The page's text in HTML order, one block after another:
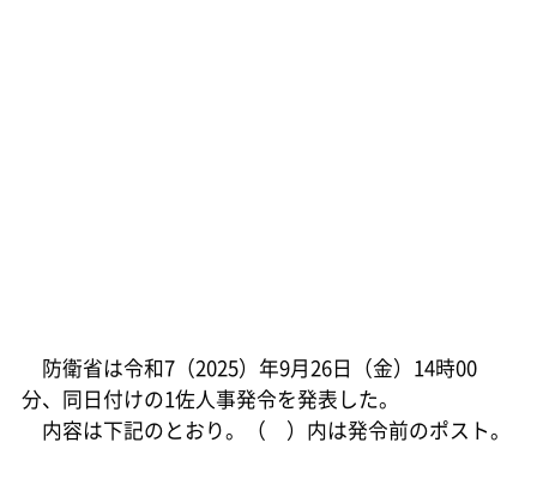
防衛省は令和7（2025）年9月26日（金）14時00
分、同日付けの1佐人事発令を発表した。
内容は下記のとおり。（ ）内は発令前のポスト。